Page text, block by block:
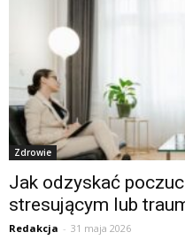
Zdrowie
Jak odzyskać
stresującym lub
Redakcja - 31 maja 2026